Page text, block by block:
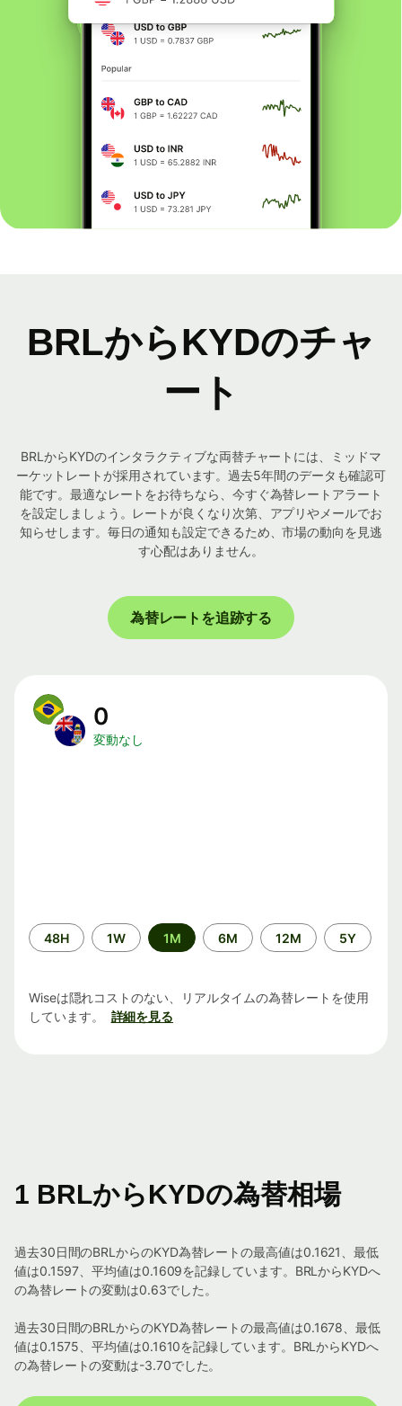
BRLからKYDのチャ
ート
BRLからKYDのインタラクティブな両替チャートには、ミッドマ
ーケットレートが採用されています。過去5年間のデータも確認可
能です。最適なレートをお待ちなら、今すぐ為替レートアラート
を設定しましょう。レートが良くなり次第、アプリやメールでお
知らせします。毎日の通知も設定できるため、市場の動向を見逃
す心配はありません。
為替レートを追跡する
0
変動なし
期
間
48H 1W 1M 6M 12M 5Y
Wiseは隠れコストのない、リアルタイムの為替レートを使用
しています。
詳細を見る
1 BRLからKYDの為替相場
過去30日間のBRLからのKYD為替レートの最高値は0.1621、最低
値は0.1597、平均値は0.1609を記録しています。BRLからKYDへ
の為替レートの変動は0.63でした。
過去30日間のBRLからのKYD為替レートの最高値は0.1678、最低
値は0.1575、平均値は0.1610を記録しています。BRLからKYDへ
の為替レートの変動は-3.70でした。